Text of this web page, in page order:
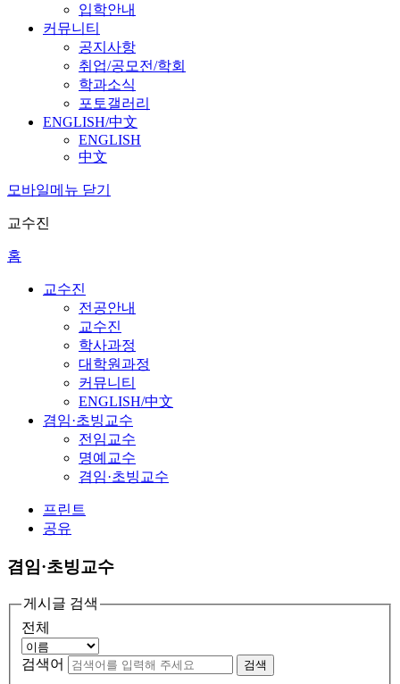
입학안내
커뮤니티
공지사항
취업/공모전/학회
학과소식
포토갤러리
ENGLISH/中文
ENGLISH
中文
모바일메뉴 닫기
교수진
홈
교수진
전공안내
교수진
학사과정
대학원과정
커뮤니티
ENGLISH/中文
겸임·초빙교수
전임교수
명예교수
겸임·초빙교수
프린트
공유
겸임·초빙교수
게시글 검색
전체
검색어 검색